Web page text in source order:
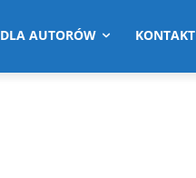
DLA AUTORÓW KONTAKT